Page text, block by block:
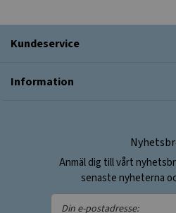
Kundeservice
Information
Anmäl dig till vårt
senaste nyheterna
Din